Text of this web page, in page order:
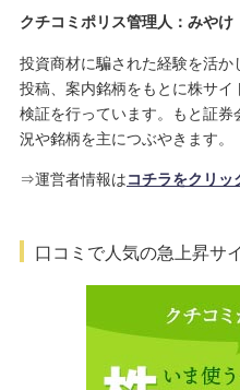
クチコミポリス管理人：みやけ
投資商材に騙された経験を活
投稿、案内銘柄をもとに株サ
検証を行っています。もと証
況や銘柄を主につぶやきます。
⇒運営者情報はコチラをクリッ
口コミで人気の急上昇サ